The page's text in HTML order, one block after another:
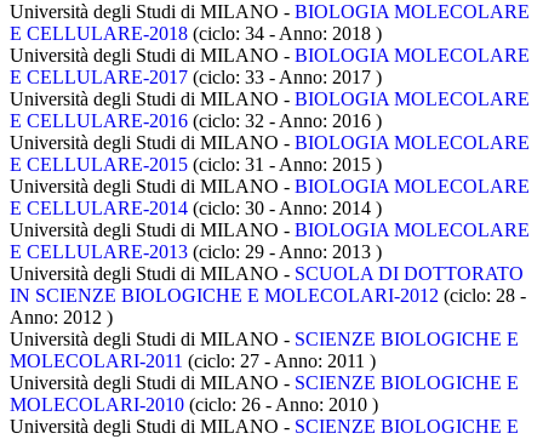
Università degli Studi di MILANO - BIOLOGIA MOLECOLARE
E CELLULARE-2018 (ciclo: 34 - Anno: 2018 )
Università degli Studi di MILANO - BIOLOGIA MOLECOLARE
E CELLULARE-2017 (ciclo: 33 - Anno: 2017 )
Università degli Studi di MILANO - BIOLOGIA MOLECOLARE
E CELLULARE-2016 (ciclo: 32 - Anno: 2016 )
Università degli Studi di MILANO - BIOLOGIA MOLECOLARE
E CELLULARE-2015 (ciclo: 31 - Anno: 2015 )
Università degli Studi di MILANO - BIOLOGIA MOLECOLARE
E CELLULARE-2014 (ciclo: 30 - Anno: 2014 )
Università degli Studi di MILANO - BIOLOGIA MOLECOLARE
E CELLULARE-2013 (ciclo: 29 - Anno: 2013 )
Università degli Studi di MILANO - SCUOLA DI DOTTORATO
IN SCIENZE BIOLOGICHE E MOLECOLARI-2012 (ciclo: 28 -
Anno: 2012 )
Università degli Studi di MILANO - SCIENZE BIOLOGICHE E
MOLECOLARI-2011 (ciclo: 27 - Anno: 2011 )
Università degli Studi di MILANO - SCIENZE BIOLOGICHE E
MOLECOLARI-2010 (ciclo: 26 - Anno: 2010 )
Università degli Studi di MILANO - SCIENZE BIOLOGICHE E